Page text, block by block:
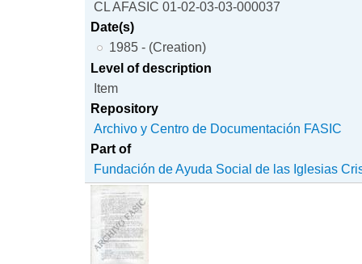
CL AFASIC 01-02-03-03-000037
Date(s)
1985 - (Creation)
Level of description
Item
Repository
Archivo y Centro de Documentación FASIC
Part of
Fundación de Ayuda Social de las Iglesias